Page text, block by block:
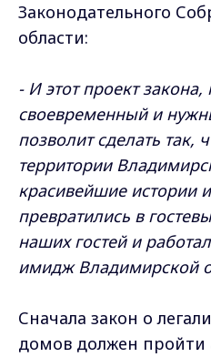
Законодательного
области:
- И этот проект
своевременный и
позволит сделать так,
территории
красивейшие истории
превратились в
наших гостей и
имидж Владимирской
Сначала закон о
домов должен